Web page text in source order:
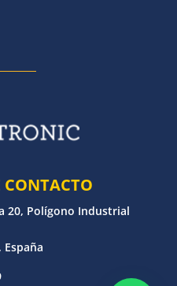
20, Polígono Industrial